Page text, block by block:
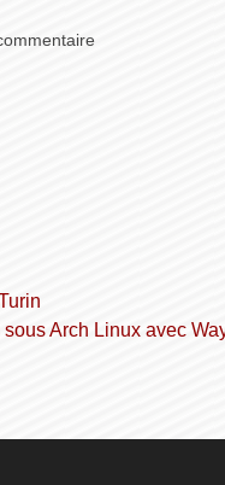
Arch Linux avec